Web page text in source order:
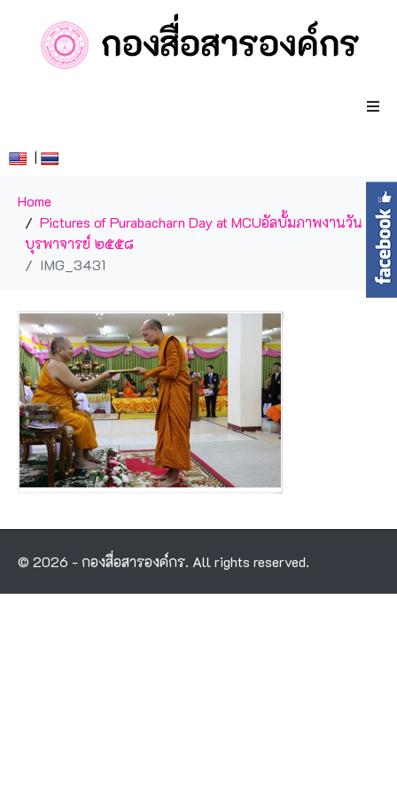
|
Home
Pictures of Purabacharn Day at MCUอัลบั้มภาพงานวัน
บุรพาจารย์ ๒๕๕๘
IMG_3431
© 2026 - กองสื่อสารองค์กร. All rights reserved.